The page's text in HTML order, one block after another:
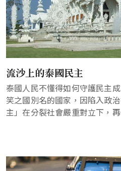
流沙上的泰國民主
泰國人民不懂得如何守護民主
笑之國別名的國家，因陷入政
主」在分裂社會嚴重對立下，